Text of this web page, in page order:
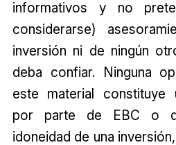
informativos y no
considerarse)
inversión ni de ningún
deba confiar. Ninguna
este material constituye
por parte de EBC o
idoneidad de una